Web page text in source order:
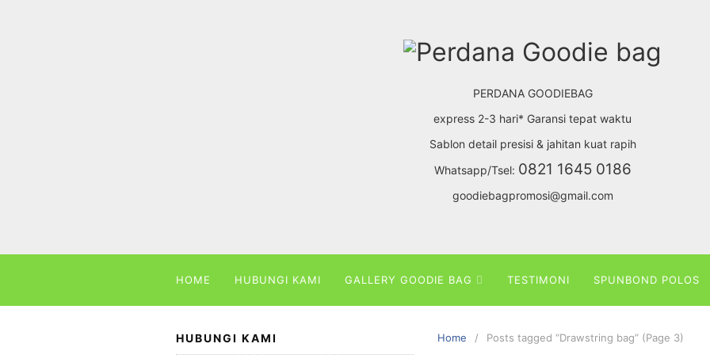
PERDANA GOODIEBAG
express 2-3 hari* Garansi tepat waktu
Sablon detail presisi & jahitan kuat rapih
Whatsapp/Tsel: 0821 1645 0186
goodiebagpromosi@gmail.com
HOME HUBUNGI KAMI GALLERY GOODIE BAG TESTIMONI SPUNBOND POLOS
Home Posts tagged “Drawstring bag” (Page 3)
HUBUNGI KAMI